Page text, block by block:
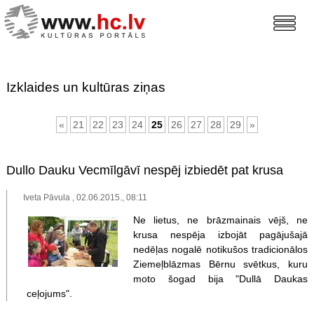
Izklaides un kultūras ziņas
« 21 22 23 24 25 26 27 28 29 »
Dullo Dauku Vecmīlgāvī nespēj izbiedēt pat krusa
Iveta Pāvula , 02.06.2015., 08:11
Ne lietus, ne brāzmainais vējš, ne
krusa nespēja izbojāt pagājušajā
nedēļas nogalē notikušos tradicionālos
Ziemeļblāzmas Bērnu svētkus, kuru
moto šogad bija "Dullā Daukas
ceļojums".